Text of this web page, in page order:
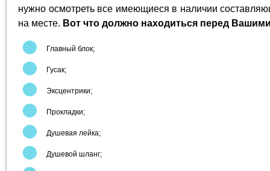
нужно осмотреть все имеющиеся в наличии
на месте. Вот что должно находиться перед
Главный блок;
Гусак;
Эксцентрики;
Прокладки;
Душевая лейка;
Душевой шланг;